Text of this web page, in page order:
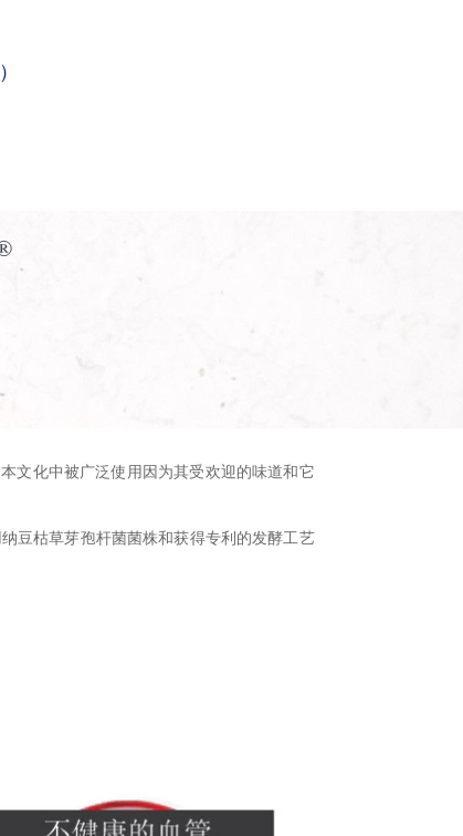
文化中被广泛使用因为其受欢迎的味道和它
豆枯草芽孢杆菌菌株和获得专利的发酵工艺